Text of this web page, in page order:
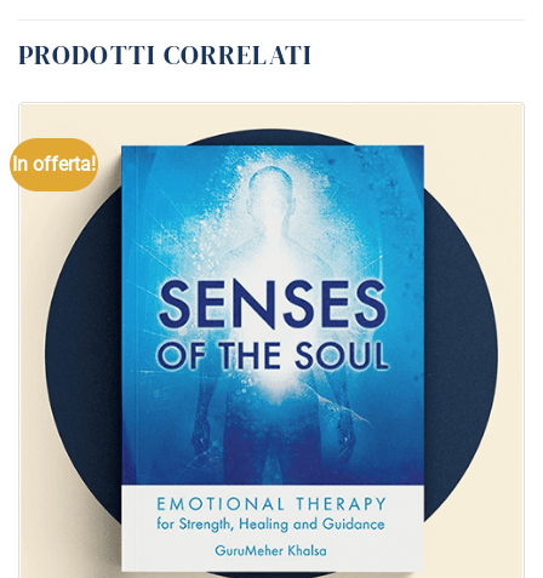
PRODOTTI CORRELATI
In offerta!